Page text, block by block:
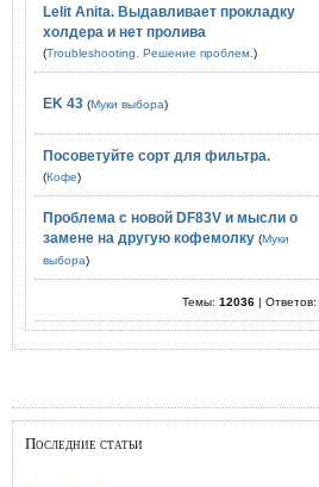
Lelit Anita. Выдавливает прокладку
холдера и нет пролива
(Troubleshooting. Решение проблем. )
EK 43 (Муки выбора)
Посоветуйте сорт для фильтра.
(Кофе)
Проблема с новой DF83V и мысли о
замене на другую кофемолку (Муки
выбора)
Темы: 12036 | Ответов:
Последние статьи